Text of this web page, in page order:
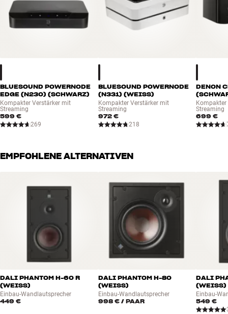
BLUESOUND POWERNODE
EDGE (N230) (SCHWARZ)
Kompakter Verstärker mit
Streaming
599 €
269
BLUESOUND POWERNODE
(N331) (WEISS)
Kompakter Verstärker mit
Streaming
972 €
218
DENON
Streaming
699 €
EMPFOHLENE ALTERNATIVEN
DALI PHANTOM H-60 R
(WEISS)
Einbau-Wandlautsprecher
449 €
DALI PHANTOM H-80
(WEISS)
Einbau-Wandlautsprecher
998 €/ PAAR
DALI
(WEISS)
Einbau-
549 €